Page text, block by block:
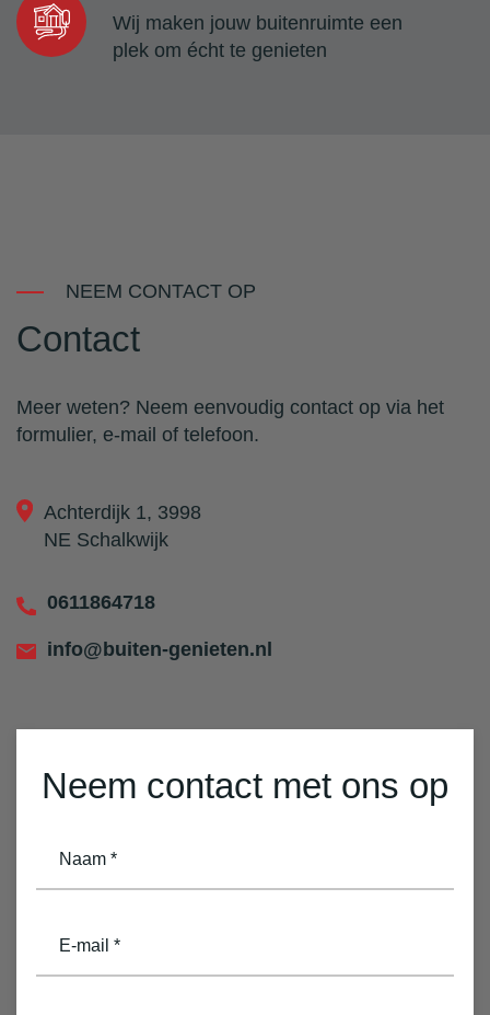
Wij maken jouw buitenruimte een
plek om écht te genieten
Neem contact met ons op
naam
(Vereist)
email
(Vereist)
NEEM CONTACT OP
Contact
Meer weten? Neem eenvoudig contact op via het
formulier, e-mail of telefoon.
Achterdijk 1, 3998
NE Schalkwijk
0611864718
info@buiten-genieten.nl